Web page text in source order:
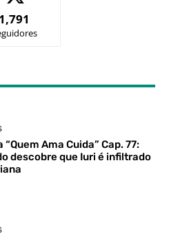
1,791
“Quem Ama Cuida” Cap. 77:
descobre que Iuri é infiltrado